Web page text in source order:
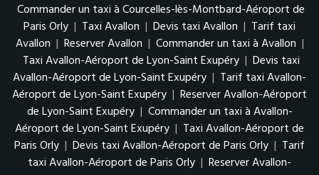
Commander un taxi à Courcelles-lès-Montbard-Aéroport de
Paris Orly | Taxi Avallon | Devis taxi Avallon | Tarif taxi
Avallon | Reserver Avallon | Commander un taxi à Avallon |
Taxi Avallon-Aéroport de Lyon-Saint Exupéry | Devis taxi
Avallon-Aéroport de Lyon-Saint Exupéry | Tarif taxi Avallon-
Aéroport de Lyon-Saint Exupéry | Reserver Avallon-Aéroport
de Lyon-Saint Exupéry | Commander un taxi à Avallon-
Aéroport de Lyon-Saint Exupéry | Taxi Avallon-Aéroport de
Paris Orly | Devis taxi Avallon-Aéroport de Paris Orly | Tarif
taxi Avallon-Aéroport de Paris Orly | Reserver Avallon-